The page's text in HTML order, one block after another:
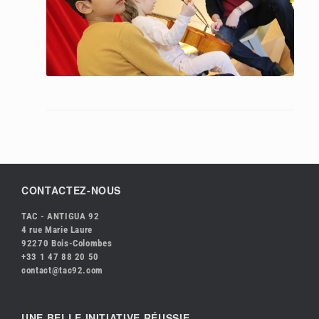
CONTACTEZ-NOUS
TAC - ANTIGUA 92
4 rue Marie Laure
92270 Bois-Colombes
+33 1 47 88 20 50
contact@tac92.com